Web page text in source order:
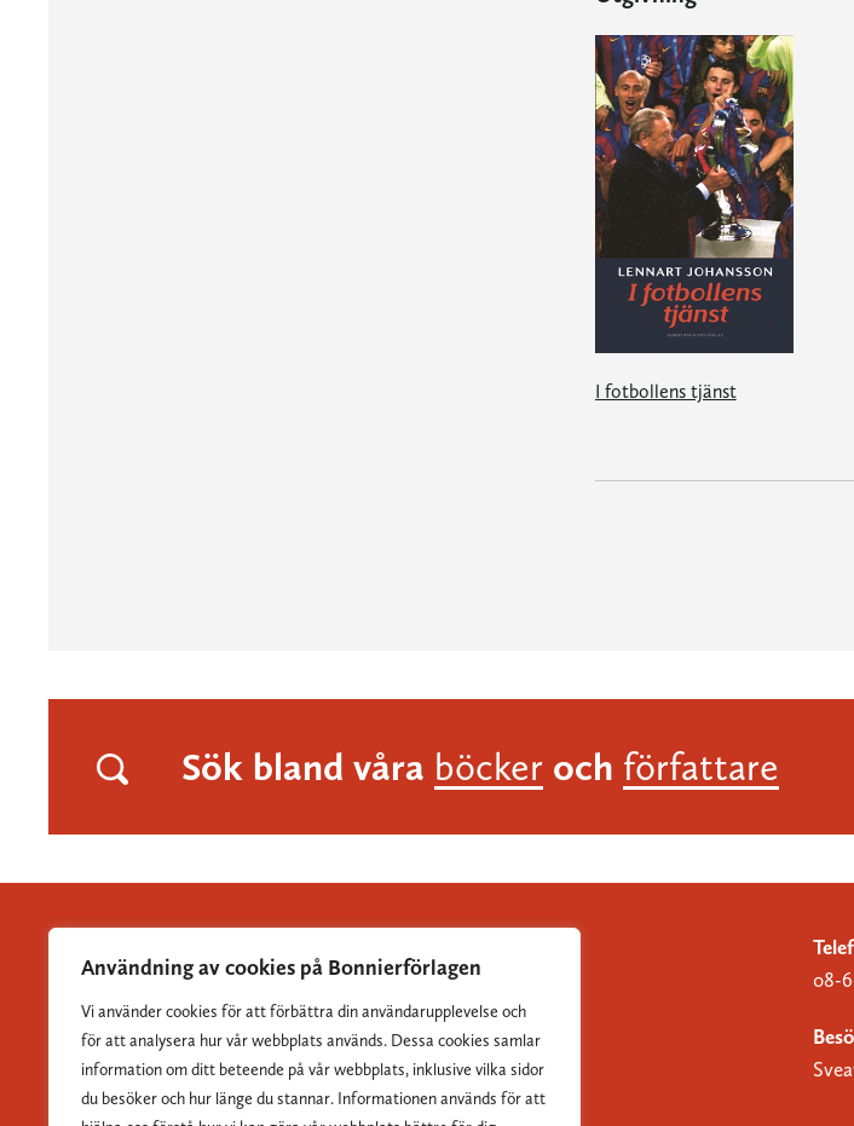
Användning av cookies på Bonnierförlagen
Vi använder cookies för att förbättra din användarupplevelse och
för att analysera hur vår webbplats används. Dessa cookies samlar
information om ditt beteende på vår webbplats, inklusive vilka sidor
du besöker och hur länge du stannar. Informationen används för att
I fotbollens tjänst
Sök bland våra böcker och författare
Albert Bonniers Förlag grundades 1837 och är Sveriges
största skönlitterära förlag.
08-